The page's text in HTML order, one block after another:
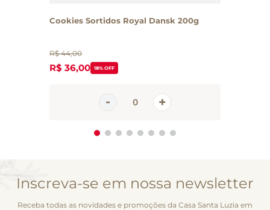
Cookies Sortidos Royal Dansk 200g
R$ 44,00
R$ 36,00 18% OFF
Inscreva-se em nossa newsletter
Receba todas as novidades e promoções da Casa Santa Luzia em